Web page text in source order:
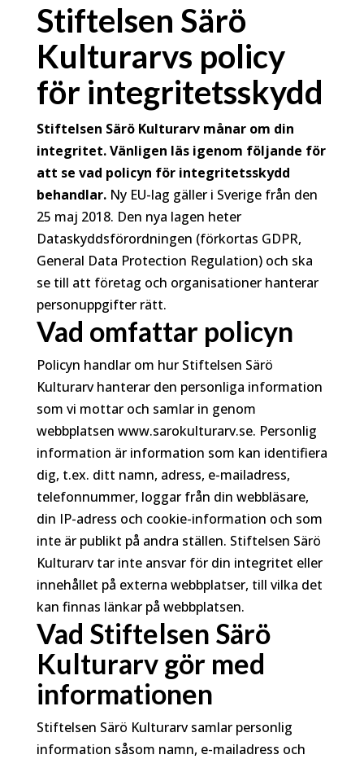
Stiftelsen Särö
Kulturarvs policy
för integritetsskydd
Stiftelsen Särö Kulturarv månar om din
integritet. Vänligen läs igenom följande för
att se vad policyn för integritetsskydd
behandlar. Ny EU-lag gäller i Sverige från den
25 maj 2018. Den nya lagen heter
Dataskyddsförordningen (förkortas GDPR,
General Data Protection Regulation) och ska
se till att företag och organisationer hanterar
personuppgifter rätt.
Vad omfattar policyn
Policyn handlar om hur Stiftelsen Särö
Kulturarv hanterar den personliga information
som vi mottar och samlar in genom
webbplatsen www.sarokulturarv.se. Personlig
information är information som kan identifiera
dig, t.ex. ditt namn, adress, e-mailadress,
telefonnummer, loggar från din webbläsare,
din IP-adress och cookie-information och som
inte är publikt på andra ställen. Stiftelsen Särö
Kulturarv tar inte ansvar för din integritet eller
innehållet på externa webbplatser, till vilka det
kan finnas länkar på webbplatsen.
Vad Stiftelsen Särö
Kulturarv gör med
informationen
Stiftelsen Särö Kulturarv samlar personlig
information såsom namn, e-mailadress och